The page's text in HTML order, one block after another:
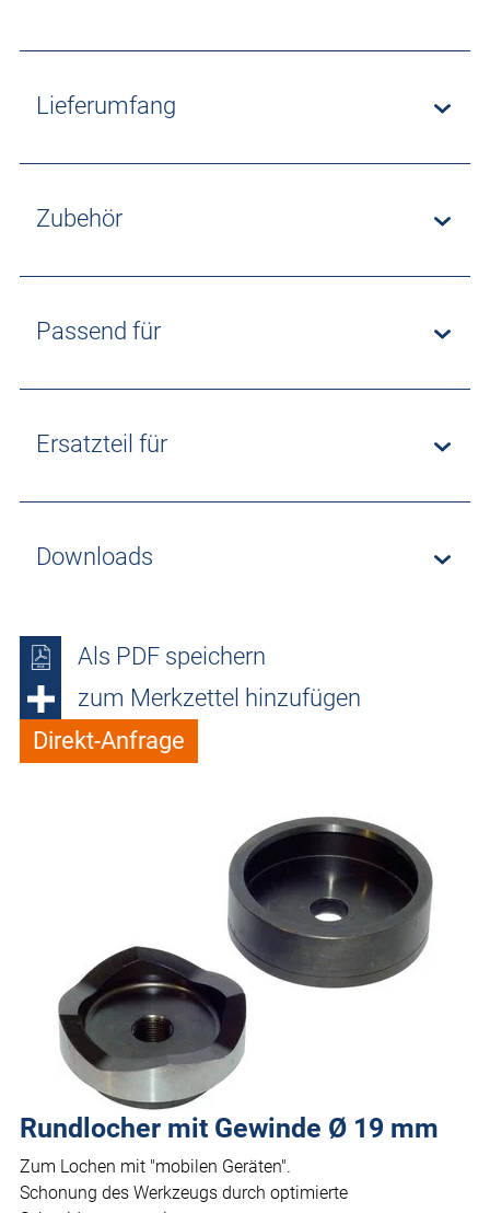
Lieferumfang
Zubehör
Passend für
Ersatzteil für
Downloads
Als PDF speichern
zum Merkzettel hinzufügen
Direkt-Anfrage
Rundlocher mit Gewinde Ø 19 mm
Zum Lochen mit "mobilen Geräten".
Schonung des Werkzeugs durch optimierte